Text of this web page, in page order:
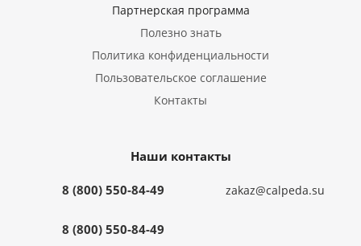
Партнерская программа
Полезно знать
Политика конфиденциальности
Пользовательское соглашение
Контакты
Наши контакты
8 (800) 550-84-49
8 (800) 550-84-49
zakaz@calpeda.su